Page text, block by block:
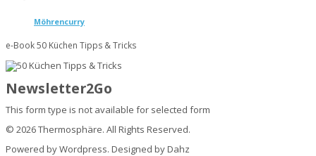
Möhrencurry
e-Book 50 Küchen Tipps & Tricks
Newsletter2Go
This form type is not available for selected form
© 2026 Thermosphäre. All Rights Reserved.
Powered by Wordpress. Designed by Dahz